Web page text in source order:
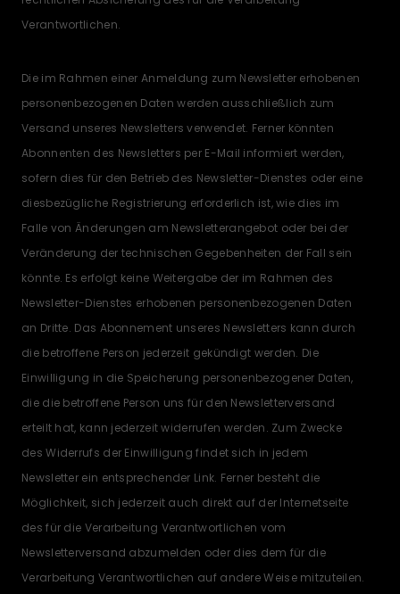
Verantwortlichen.
Die im Rahmen einer Anmeldung zum Newsletter erhobenen
personenbezogenen Daten werden ausschließlich zum
Versand unseres Newsletters verwendet. Ferner könnten
Abonnenten des Newsletters per E-Mail informiert werden,
sofern dies für den Betrieb des Newsletter-Dienstes oder eine
diesbezügliche Registrierung erforderlich ist, wie dies im
Falle von Änderungen am Newsletterangebot oder bei der
Veränderung der technischen Gegebenheiten der Fall sein
könnte. Es erfolgt keine Weitergabe der im Rahmen des
Newsletter-Dienstes erhobenen personenbezogenen Daten
an Dritte. Das Abonnement unseres Newsletters kann durch
die betroffene Person jederzeit gekündigt werden. Die
Einwilligung in die Speicherung personenbezogener Daten,
die die betroffene Person uns für den Newsletterversand
erteilt hat, kann jederzeit widerrufen werden. Zum Zwecke
des Widerrufs der Einwilligung findet sich in jedem
Newsletter ein entsprechender Link. Ferner besteht die
Möglichkeit, sich jederzeit auch direkt auf der Internetseite
des für die Verarbeitung Verantwortlichen vom
Newsletterversand abzumelden oder dies dem für die
Verarbeitung Verantwortlichen auf andere Weise mitzuteilen.